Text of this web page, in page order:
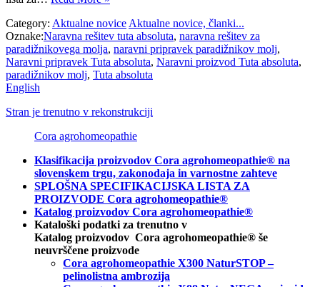
Category: Aktualne novice Aktualne novice, članki...
Oznake:Naravna rešitev tuta absoluta, naravna rešitev za
paradižnikovega molja, naravni pripravek paradižnikov molj,
Naravni pripravek Tuta absoluta, Naravni proizvod Tuta absoluta,
paradižnikov molj, Tuta absoluta
English
Stran je trenutno v rekonstrukciji
Cora agrohomeopathie
Klasifikacija proizvodov Cora agrohomeopathie® na
slovenskem trgu, zakonodaja in varnostne zahteve
SPLOŠNA SPECIFIKACIJSKA LISTA ZA
PROIZVODE Cora agrohomeopathie®
Katalog proizvodov Cora agrohomeopathie®
Kataloški podatki za trenutno v
Katalog proizvodov Cora agrohomeopathie® še
neuvrščene proizvode
Cora agrohomeopathie X300 NaturSTOP –
pelinolistna ambrozija